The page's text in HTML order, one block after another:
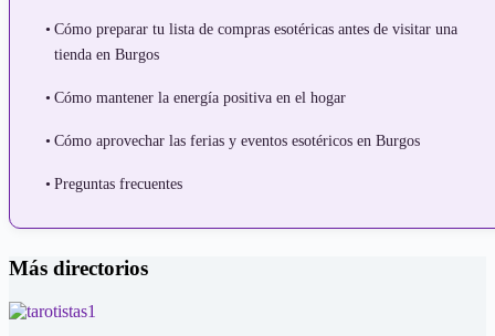
Cómo preparar tu lista de compras esotéricas antes de visitar una
tienda en Burgos
Cómo mantener la energía positiva en el hogar
Cómo aprovechar las ferias y eventos esotéricos en Burgos
Preguntas frecuentes
Más directorios